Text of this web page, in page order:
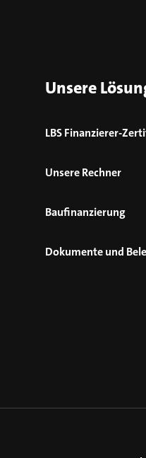
Unsere
LBS Finanzierer-
Unsere Rechner
Baufinanzierung
Dokumente und